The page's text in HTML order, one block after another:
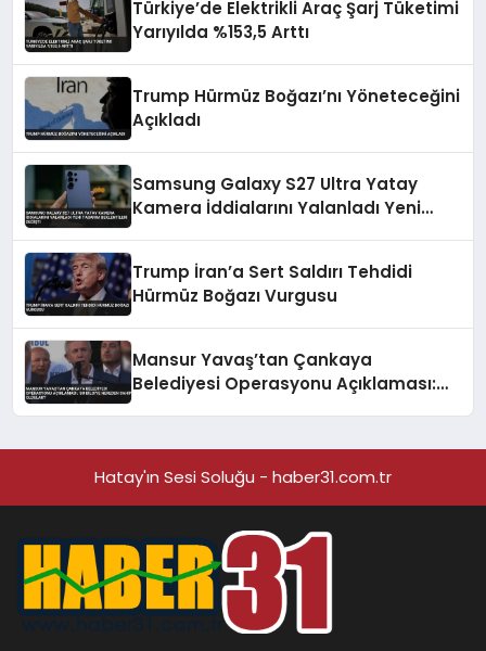
Türkiye’de Elektrikli Araç Şarj Tüketimi
Yarıyılda %153,5 Arttı
Trump Hürmüz Boğazı’nı Yöneteceğini
Açıkladı
Samsung Galaxy S27 Ultra Yatay
Kamera İddialarını Yalanladı Yeni
Trump İran’a Sert Saldırı Tehdidi
Hürmüz Boğazı Vurgusu
Mansur Yavaş’tan Çankaya
Belediyesi Operasyonu Açıklaması:
Hatay'ın Sesi Soluğu - haber31.com.tr